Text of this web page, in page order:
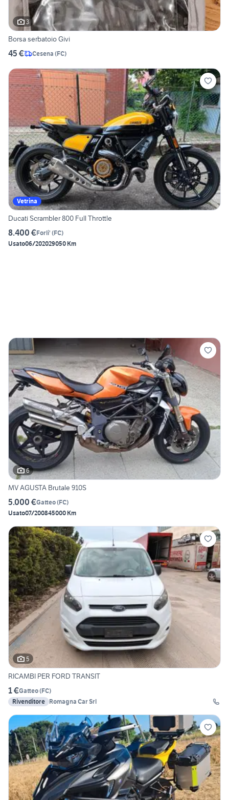
3
Borsa serbatoio Givi
45 € Cesena (FC)
Vetrina
Ducati Scrambler 800 Full Throttle
8.400 €Forli' (FC)
Usato06/202029050 Km
6
MV AGUSTA Brutale 910S
5.000 €Gatteo(FC)
Usato07/200845000 Km
5
RICAMBI PER FORD TRANSIT
1 €Gatteo(FC)
Rivenditore Romagna Car Srl